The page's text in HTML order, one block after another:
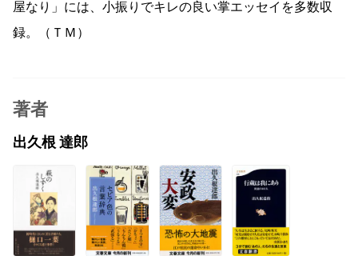
屋なり」には、小振りでキレの良い掌エッセイを多数収
録。（ＴＭ）
著者
出久根 達郎